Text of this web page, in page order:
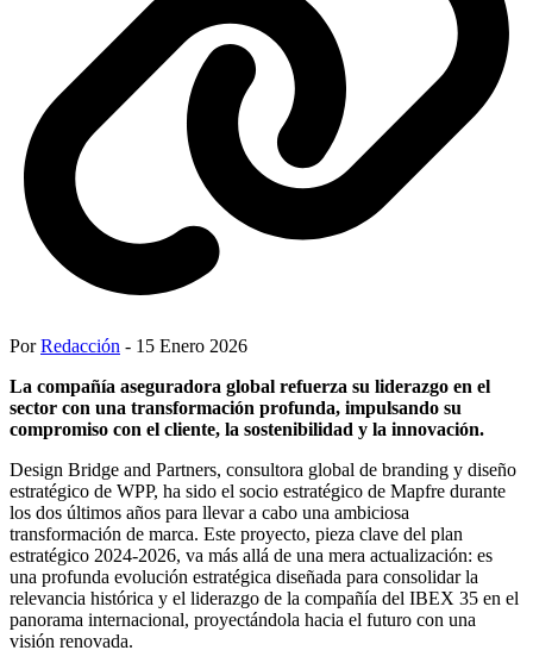
PorRedacción - 15 Enero 2026
La compañía aseguradora global refuerza su liderazgo en el
sector con una transformación profunda, impulsando su
compromiso con el cliente, la sostenibilidad y la innovación.
Design Bridge and Partners, consultora global de branding y diseño
estratégico de WPP, ha sido el socio estratégico de Mapfre durante
los dos últimos años para llevar a cabo una ambiciosa
transformación de marca. Este proyecto, pieza clave del plan
estratégico 2024-2026, va más allá de una mera actualización: es
una profunda evolución estratégica diseñada para consolidar la
relevancia histórica y el liderazgo de la compañía del IBEX 35 en el
panorama internacional, proyectándola hacia el futuro con una
visión renovada.